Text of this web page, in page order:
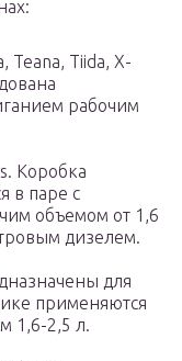
Teana, Tiida, X-
рабочим
Коробка
в паре с
объемом от 1,6
дизелем.
для
применяются
1,6-2,5 л.